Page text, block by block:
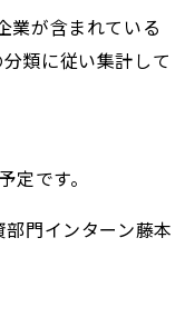
業が含まれている
類に従い集計して
定です。
門インターン藤本